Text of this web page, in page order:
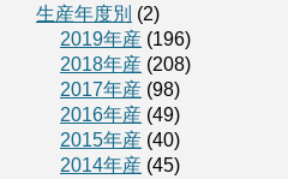
生産年度別 (2)
2019年産 (196)
2018年産 (208)
2017年産 (98)
2016年産 (49)
2015年産 (40)
2014年産 (45)